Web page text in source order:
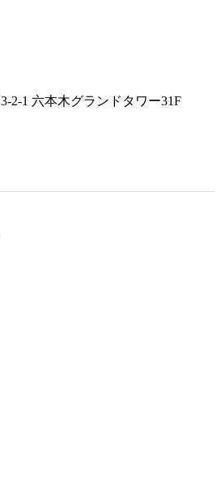
2-1 六本木グランドタワー31F